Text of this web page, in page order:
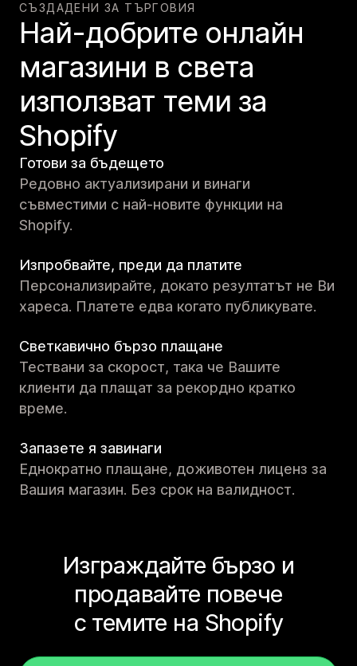
СЪЗДАДЕНИ ЗА ТЪРГОВИЯ
Най-добрите онлайн
магазини в света
използват теми за
Shopify
Готови за бъдещето
Редовно актуализирани и винаги
съвместими с най-новите функции на
Shopify.
Изпробвайте, преди да платите
Персонализирайте, докато резултатът не Ви
хареса. Платете едва когато публикувате.
Светкавично бързо плащане
Тествани за скорост, така че Вашите
клиенти да плащат за рекордно кратко
време.
Запазете я завинаги
Еднократно плащане, доживотен лиценз за
Вашия магазин. Без срок на валидност.
Изграждайте бързо и
продавайте повече
с темите на Shopify